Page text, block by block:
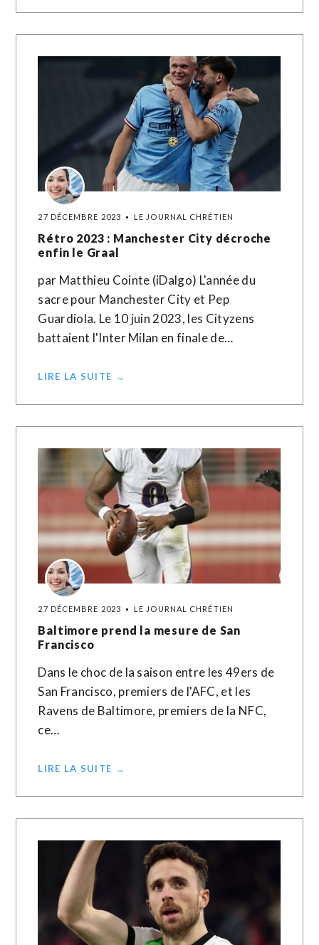
27 DÉCEMBRE 2023 LE JOURNAL CHRÉTIEN
Rétro 2023 : Manchester City décroche
enfin le Graal
par Matthieu Cointe (iDalgo) L'année du
sacre pour Manchester City et Pep
Guardiola. Le 10 juin 2023, les Cityzens
battaient l'Inter Milan en finale de…
LIRE LA SUITE →
27 DÉCEMBRE 2023 LE JOURNAL CHRÉTIEN
Baltimore prend la mesure de San
Francisco
Dans le choc de la saison entre les 49ers de
San Francisco, premiers de l'AFC, et les
Ravens de Baltimore, premiers de la NFC,
ce…
LIRE LA SUITE →